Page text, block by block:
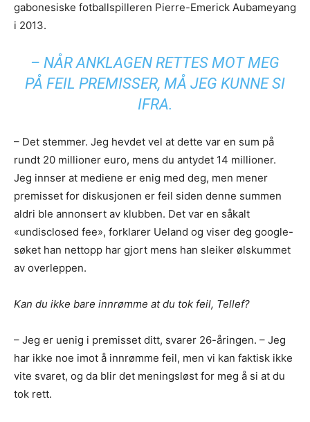
gabonesiske fotballspilleren Pierre-Emerick Aubameyang
i 2013.
– NÅR ANKLAGEN RETTES MOT MEG
PÅ FEIL PREMISSER, MÅ JEG KUNNE SI
IFRA.
– Det stemmer. Jeg hevdet vel at dette var en sum på
rundt 20 millioner euro, mens du antydet 14 millioner.
Jeg innser at mediene er enig med deg, men mener
premisset for diskusjonen er feil siden denne summen
aldri ble annonsert av klubben. Det var en såkalt
«undisclosed fee», forklarer Ueland og viser deg google-
søket han nettopp har gjort mens han sleiker ølskummet
av overleppen.
Kan du ikke bare innrømme at du tok feil, Tellef?
– Jeg er uenig i premisset ditt, svarer 26-åringen. – Jeg
har ikke noe imot å innrømme feil, men vi kan faktisk ikke
vite svaret, og da blir det meningsløst for meg å si at du
tok rett.